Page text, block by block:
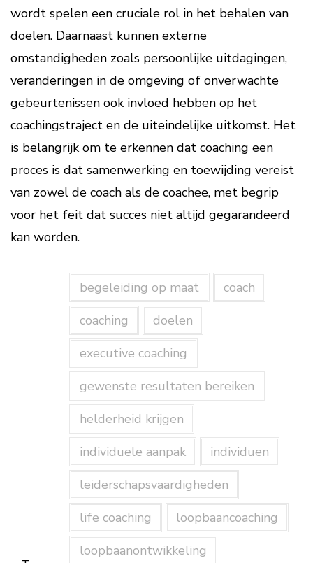
wordt spelen een cruciale rol in het behalen van
doelen. Daarnaast kunnen externe
omstandigheden zoals persoonlijke uitdagingen,
veranderingen in de omgeving of onverwachte
gebeurtenissen ook invloed hebben op het
coachingstraject en de uiteindelijke uitkomst. Het
is belangrijk om te erkennen dat coaching een
proces is dat samenwerking en toewijding vereist
van zowel de coach als de coachee, met begrip
voor het feit dat succes niet altijd gegarandeerd
kan worden.
begeleiding op maat
coach
coaching
doelen
executive coaching
gewenste resultaten bereiken
helderheid krijgen
individuele aanpak
individuen
leiderschapsvaardigheden
life coaching
loopbaancoaching
loopbaanontwikkeling